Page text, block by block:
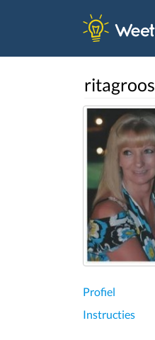
ritagroos
Profiel
Instructies